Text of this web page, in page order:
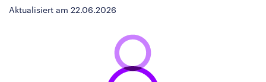
Aktualisiert am 22.06.2026